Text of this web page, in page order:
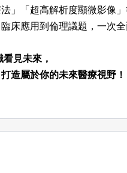
」「超高解析度顯微影像
床應用到倫理議題，一次
見未來，
造屬於你的未來醫療視野！